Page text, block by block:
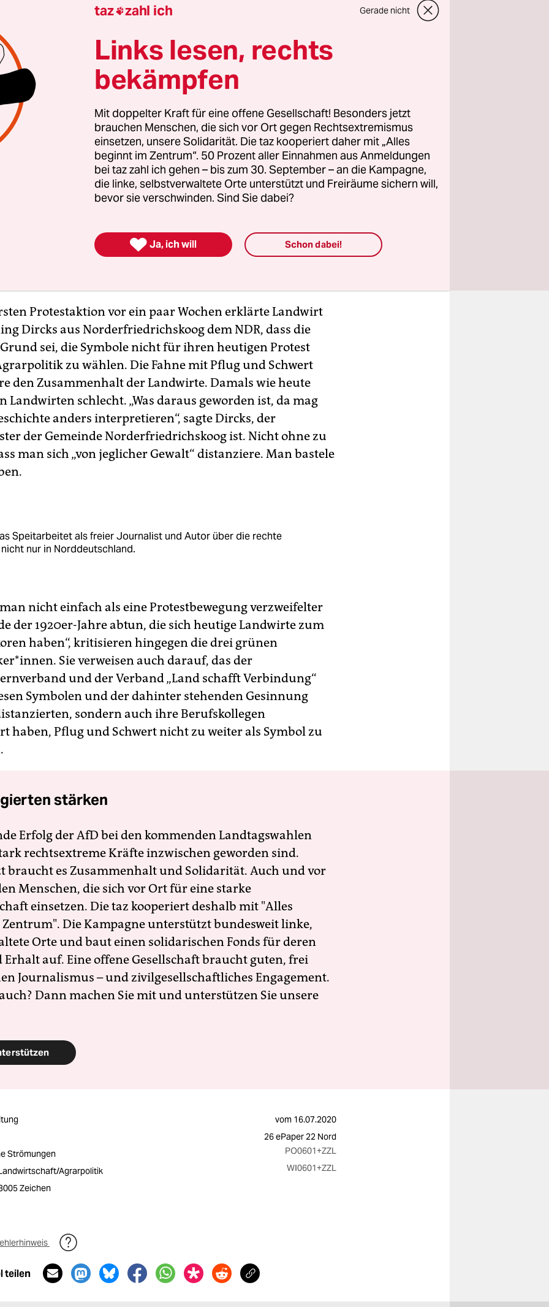
Ende der 1920er-Jahre ein silberner Pflug und ein rotes
eben diese Landvolkbewegung organisierte damals einen
und verübte mehrere Sprengstoffanschläge auf
Finanzämter und auf Privathäuser einzelner
Mit der NSDAP hatten sie nicht nur den Hass auf
Republik gemein. Ganz offiziell distanzierte sich die
der Anschläge zwar vom Landvolk, aber viele der
traten früh der Partei bei.
holsteinische Landvolk-Bewegung um Claus Heim und
spielte der NSDAP schon früh mit ihren
und antikapitalistischen Argumentation in die
Dithmarscher Wahlkreisen jeweils circa 17 Prozent und
etwa zehn Prozent der Stimmen erreichte. Reichsweit lag
Protestaktion vor ein paar Wochen erklärte Landwirt
Dircks aus Norderfriedrichskoog dem NDR, dass die
sei, die Symbole nicht für ihren heutigen Protest
zu wählen. Die Fahne mit Pflug und Schwert
den Zusammenhalt der Landwirte. Damals wie heute
Landwirten schlecht. „Was daraus geworden ist, da mag
anders interpretieren“, sagte Dircks, der
der Gemeinde Norderfriedrichskoog ist. Nicht ohne zu
man sich „von jeglicher Gewalt“ distanziere. Man bastele
Speitarbeitet als freier Journalist und Autor über die rechte
nicht nur in Norddeutschland.
nicht einfach als eine Protestbewegung verzweifelter
der 1920er-Jahre abtun, die sich heutige Landwirte zum
haben“, kritisieren hingegen die drei grünen
Sie verweisen auch darauf, das der
und der Verband „Land schafft Verbindung“
Symbolen und der dahinter stehenden Gesinnung
sondern auch ihre Berufskollegen
haben, Pflug und Schwert nicht zu weiter als Symbol zu
stärken
Erfolg der AfD bei den kommenden Landtagswahlen
rechtsextreme Kräfte inzwischen geworden sind.
braucht es Zusammenhalt und Solidarität. Auch und vor
Menschen, die sich vor Ort für eine starke
einsetzen. Die taz kooperiert deshalb mit "Alles
Die Kampagne unterstützt bundesweit linke,
Orte und baut einen solidarischen Fonds für deren
Erhalt auf. Eine offene Gesellschaft braucht guten, frei
Journalismus – und zivilgesellschaftliches Engagement.
Dann machen Sie mit und unterstützen Sie unsere
vom 16.07.2020
26 ePaper 22 Nord
Strömungen
PO0601+ZZL
Agrarpolitik
WI0601+ZZL
Zeichen
teilen
taz zahl ich Gerade nicht
Links lesen, rechts
bekämpfen
Mit doppelter Kraft für eine offene Gesellschaft! Besonders jetzt
brauchen Menschen, die sich vor Ort gegen Rechtsextremismus
einsetzen, unsere Solidarität. Die taz kooperiert daher mit „Alles
beginnt im Zentrum“. 50 Prozent aller Einnahmen aus Anmeldungen
bei taz zahl ich gehen – bis zum 30. September – an die Kampagne,
die linke, selbstverwaltete Orte unterstützt und Freiräume sichern will,
bevor sie verschwinden. Sind Sie dabei?
 Ja, ich will Schon dabei!